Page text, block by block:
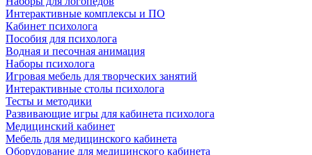
Интерактивные комплексы и ПО
Кабинет психолога
Пособия для психолога
Водная и песочная анимация
Наборы психолога
Игровая мебель для творческих занятий
Интерактивные столы психолога
Тесты и методики
Развивающие игры для кабинета психолога
Медицинский кабинет
Мебель для медицинского кабинета
Оборудование для медицинского кабинета